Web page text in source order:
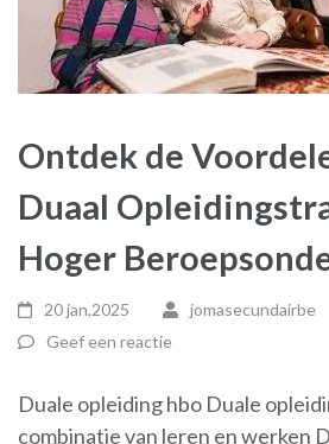
Ontdek de
Duaal
Hoger
20 jan,2025
jomasecundairbe
Geef een reactie
Duale opleiding hbo Duale
combinatie van leren en werken